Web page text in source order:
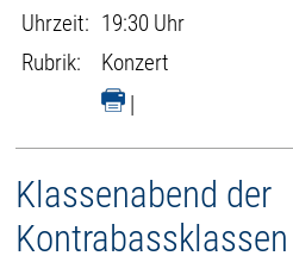
Uhrzeit: 19:30 Uhr
Rubrik:
Konzert
|
Klassenabend der
Kontrabassklassen